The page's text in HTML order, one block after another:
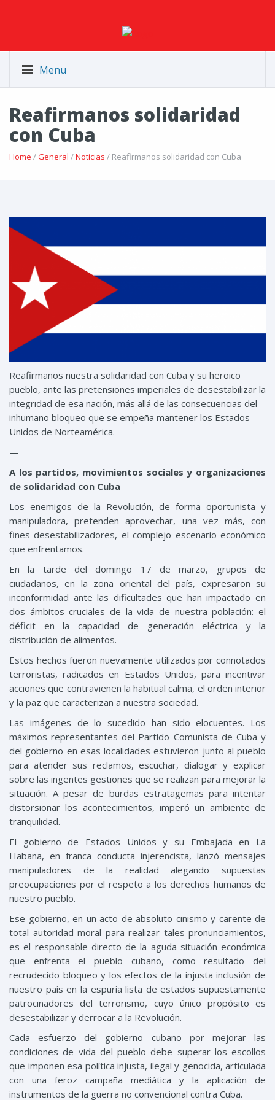
Menu
Reafirmanos solidaridad
con Cuba
Home /General /Noticias / Reafirmanos solidaridad con Cuba
Reafirmanos nuestra solidaridad con Cuba y su heroico
pueblo, ante las pretensiones imperiales de desestabilizar la
integridad de esa nación, más allá de las consecuencias del
inhumano bloqueo que se empeña mantener los Estados
Unidos de Norteamérica.
—
A los partidos, movimientos sociales y organizaciones
de solidaridad con Cuba
L os enemigos de la Revolución,de forma oportunista y
manipuladora, pretenden aprovechar, una vez más,con
fines desestabilizadores, elcomplejo escenarioeconómico
que enfrentamos.
En la tarde del domingo 17 de marzo,
grupos de
ciudadanos, en la zona oriental del país, expresaron su
inconformidad ante las dificultades que han impactado en
dos ámbitos cruciales de la vidade nuestra población: el
déficit en la capacidad de generación eléctrica y la
distribución de alimentos.
Estos hechos fueron nuevamente utilizados por connotados
terroristas, radicados en Estados Unidos, paraincentivar
acciones que contravienen la habitualcalma, el orden interior
y la paz que caracterizan a nuestra sociedad.
Las imágenes de lo sucedido han sido elocuentes. Los
máximos representantes del Partido Comunista de Cuba y
del gobierno en esas localidadesestuvieron junto al pueblo
para atender sus reclamos, escuchar, dialogar y explicar
sobre las ingentes gestiones que se realizan para mejorar la
situación. A pesar de burdas estratagemas para intentar
distorsionar los acontecimientos,imperó un ambiente de
tranquilidad.
El gobierno de Estados Unidos y su Embajada en La
Habana, en franca conducta injerencista, lanzó mensajes
manipuladores de la realidad alegando supuestas
preocupaciones por el respeto a los derechos humanos de
nuestro pueblo.
Ese gobierno, en un acto de absoluto cinismo y carente de
total autoridad moral para realizar tales pronunciamientos,
es el responsable directo de la aguda situación económica
que enfrenta el pueblo cubano, como resultado del
recrudecido bloqueoy los efectos de la injustainclusión de
nuestro país en la espuria lista de estados supuestamente
patrocinadores del terrorismo, cuyo único propósitoes
desestabilizar y derrocar a la Revolución.
Cada esfuerzo del gobierno cubano por mejorar las
condiciones de vida del pueblo debe superar los escollos
que imponen esa política injusta, ilegal y genocida, articulada
con una feroz campaña mediática y la aplicación de
instrumentos de la guerra no convencional contra Cuba.